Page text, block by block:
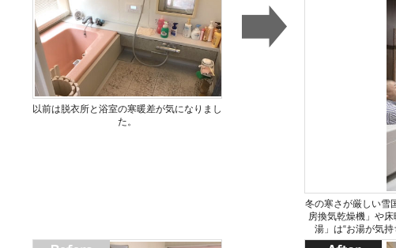
以前は脱衣所と浴室の寒暖差が気になりまし
た。
冬の寒さが厳しい雪
房換気乾燥機」や
湯」は“お湯が気